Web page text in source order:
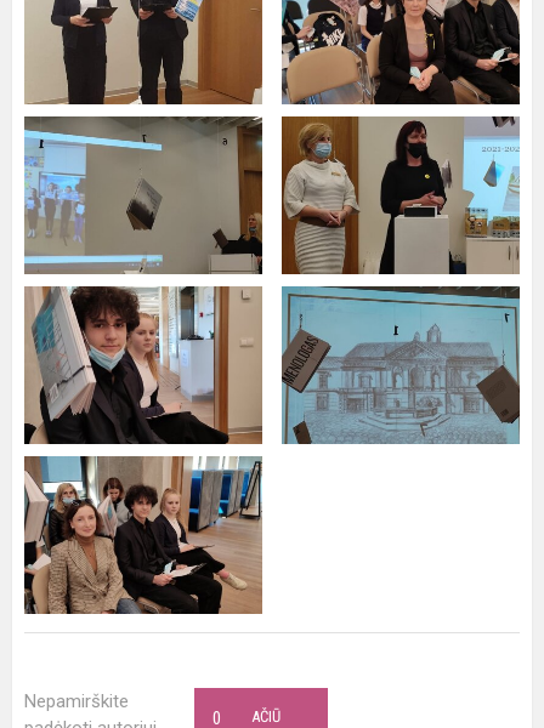
Nepamirškite
AČIŪ
0